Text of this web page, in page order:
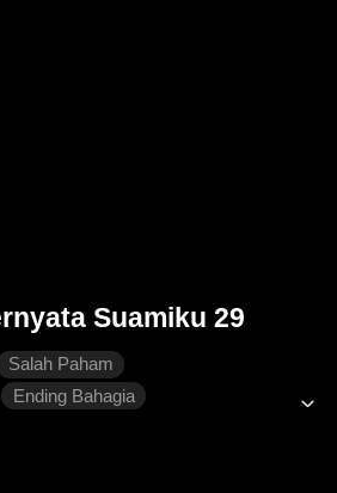
Suamiku 29
Salah Paham
Ending Bahagia